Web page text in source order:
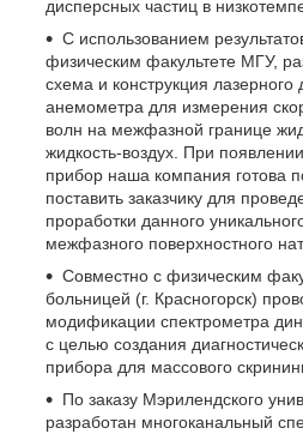
дисперсных частиц в
С использованием
физическим факультете МГУ,
схема и конструкция лазерного
анемометра для измерения
волн на межфазной границе
жидкость-воздух. При
прибор наша компания готова
поставить заказчику для
проработки данного
межфазного поверхностного
Совместно с физическим
больницей (г. Красногорск)
модификации спектрометра
с целью создания
прибора для массового
По заказу Мэрилендского
разработан многоканальный